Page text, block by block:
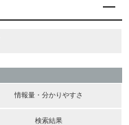
情報量・分かりやすさ
検索結果